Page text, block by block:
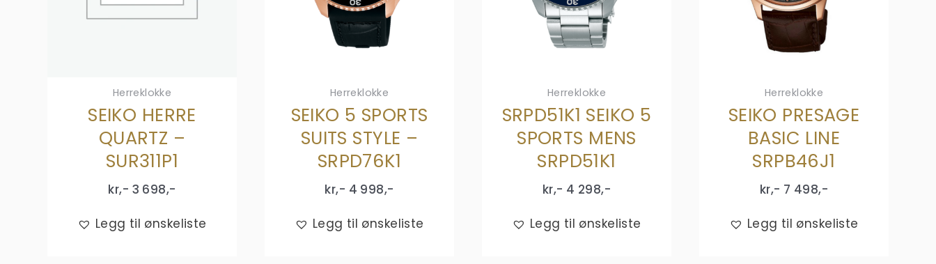
Herreklokke
SEIKO HERRE
QUARTZ –
SUR311P1
kr,- 3 698,-
Legg til ønskeliste
Herreklokke
SEIKO 5 SPORTS
SUITS STYLE –
SRPD76K1
kr,- 4 998,-
Legg til ønskeliste
Herreklokke
SRPD51K1 SEIKO 5
SPORTS MENS
SRPD51K1
kr,- 4 298,-
Legg til ønskeliste
Herreklokke
SEIKO PRESAGE
BASIC LINE
SRPB46J1
kr,- 7 498,-
Legg til ønskeliste